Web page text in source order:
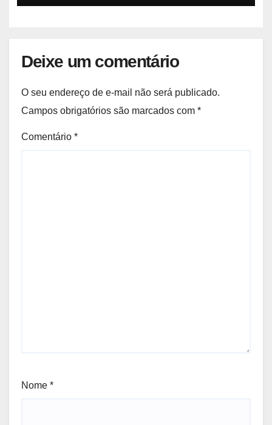
Deixe um comentário
O seu endereço de e-mail não será publicado.
Campos obrigatórios são marcados com *
Comentário *
Nome *